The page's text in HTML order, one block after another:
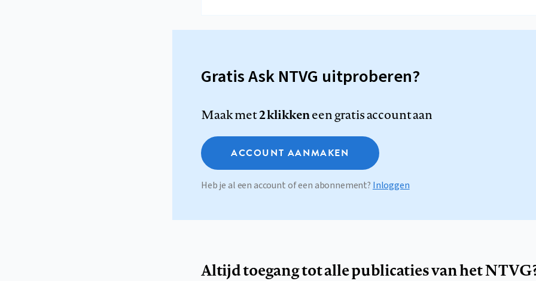
Gratis Ask NTVG uitproberen?
Maak met2 klikkeneen gratis account aan
ACCOUNT AANMAKEN
Heb je al een account of een abonnement? Inloggen
Altijd toegang tot alle publicaties van het